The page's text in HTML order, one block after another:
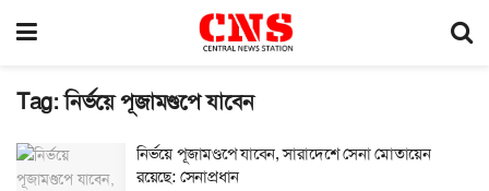
Tag:নির্ভয়ে পূজামণ্ডপে যাবেন
নির্ভয়ে পূজামণ্ডপে যাবেন, সারাদেশে সেনা মোতায়েন
রয়েছে: সেনাপ্রধান